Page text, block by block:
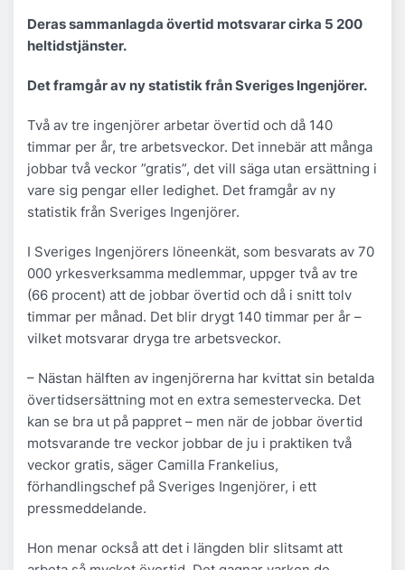
Deras sammanlagda övertid motsvarar cirka 5 200
heltidstjänster.
Det framgår av ny statistik från Sveriges Ingenjörer.
Två av tre ingenjörer arbetar övertid och då 140
timmar per år, tre arbetsveckor. Det innebär att många
jobbar två veckor ”gratis”, det vill säga utan ersättning i
vare sig pengar eller ledighet. Det framgår av ny
statistik från Sveriges Ingenjörer.
I Sveriges Ingenjörers löneenkät, som besvarats av 70
000 yrkesverksamma medlemmar, uppger två av tre
(66 procent) att de jobbar övertid och då i snitt tolv
timmar per månad. Det blir drygt 140 timmar per år –
vilket motsvarar dryga tre arbetsveckor.
– Nästan hälften av ingenjörerna har kvittat sin betalda
övertidsersättning mot en extra semestervecka. Det
kan se bra ut på pappret – men när de jobbar övertid
motsvarande tre veckor jobbar de ju i praktiken två
veckor gratis, säger Camilla Frankelius,
förhandlingschef på Sveriges Ingenjörer, i ett
pressmeddelande.
Hon menar också att det i längden blir slitsamt att